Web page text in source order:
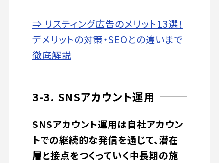
⇒ リスティング広告のメリット13選！
デメリットの対策・SEOとの違いまで
徹底解説
3-3. SNSアカウント運用
SNSアカウント運用は自社アカウン
トでの継続的な発信を通じて、潜在
層と接点をつくっていく中長期の施